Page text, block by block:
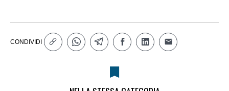
CONDIVIDI